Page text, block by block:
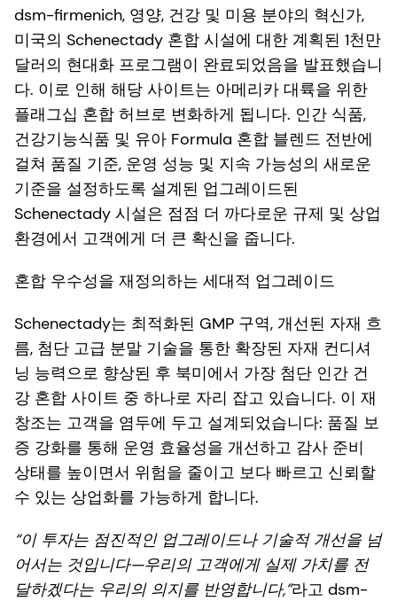
dsm-firmenich, 영양, 건강 및 미용 분야의 혁신가,
미국의 Schenectady 혼합 시설에 대한 계획된 1천만
달러의 현대화 프로그램이 완료되었음을 발표했습니
다. 이로 인해 해당 사이트는 아메리카 대륙을 위한
플래그십 혼합 허브로 변화하게 됩니다. 인간 식품,
건강기능식품 및 유아 Formula 혼합 블렌드 전반에
걸쳐 품질 기준, 운영 성능 및 지속 가능성의 새로운
기준을 설정하도록 설계된 업그레이드된
Schenectady 시설은 점점 더 까다로운 규제 및 상업
환경에서 고객에게 더 큰 확신을 줍니다.
혼합 우수성을 재정의하는 세대적 업그레이드
Schenectady는 최적화된 GMP 구역, 개선된 자재 흐
름, 첨단 고급 분말 기술을 통한 확장된 자재 컨디셔
닝 능력으로 향상된 후 북미에서 가장 첨단 인간 건
강 혼합 사이트 중 하나로 자리 잡고 있습니다. 이 재
창조는 고객을 염두에 두고 설계되었습니다: 품질 보
증 강화를 통해 운영 효율성을 개선하고 감사 준비
상태를 높이면서 위험을 줄이고 보다 빠르고 신뢰할
수 있는 상업화를 가능하게 합니다.
“이 투자는 점진적인 업그레이드나 기술적 개선을 넘
어서는 것입니다—우리의 고객에게 실제 가치를 전
달하겠다는 우리의 의지를 반영합니다,”라고 dsm-